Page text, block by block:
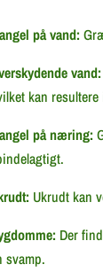
på vand:
vand:
kan
på næring:
Ukrudt kan
Der
svamp.